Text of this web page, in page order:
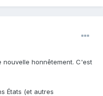
honnêtement. C'est
États (et autres